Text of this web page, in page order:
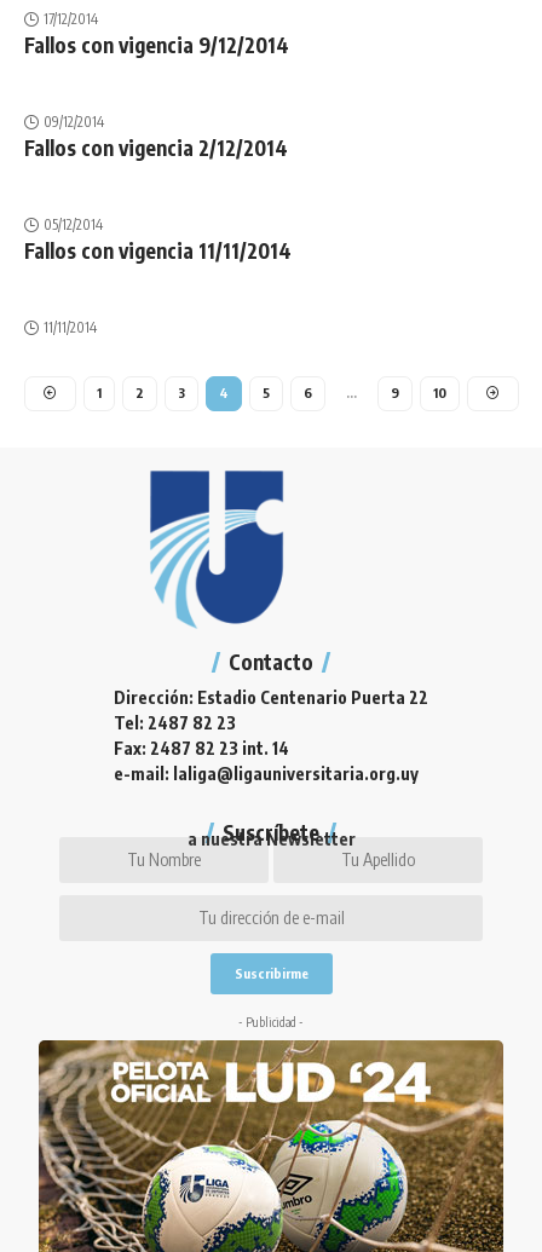
17/12/2014
Fallos con vigencia 9/12/2014
09/12/2014
Fallos con vigencia 2/12/2014
05/12/2014
Fallos con vigencia 11/11/2014
11/11/2014
1 2 3 4 5 6 … 9 10
Contacto
Dirección: Estadio Centenario Puerta 22
Tel: 2487 82 23
Fax: 2487 82 23 int. 14
e-mail: laliga@ligauniversitaria.org.uy
Suscríbete
a nuestra Newsletter
- Publicidad -